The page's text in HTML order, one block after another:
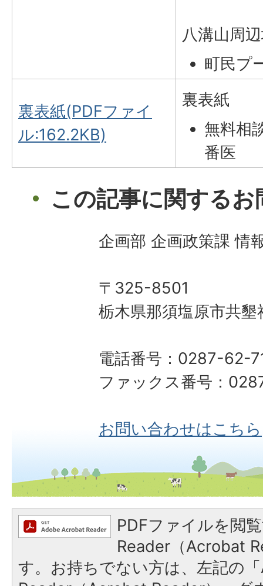
八溝山周
町民プ
裏表紙(PDFファイ
ル:162.2KB)
裏表紙
無料相
番医
この記事に関する
企画部 企画政策課 情
〒325-8501
栃木県那須塩原市共
電話番号：0287-62-
ファックス番号：
お問い合わせはこちら
PDFファイルを閲
Reader（Acrobat
す。お持ちでない方は、左記の